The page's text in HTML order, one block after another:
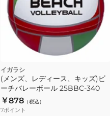
イガラシ
(メンズ、レディース、キッズ)ビ
ーチバレーボール 25BBC-340
￥878 （税込）
7ポイント